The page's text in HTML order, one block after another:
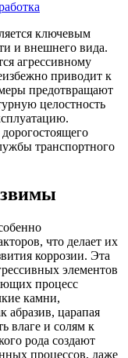
ключевым
и внешнего вида.
агрессивному
приводит к
предотвращают
целостность
транспортного
что делает их
коррозии. Эта
элементов
процесс
камни,
абразив, царапая
влаге и солям к
рода создают
процессов, даже